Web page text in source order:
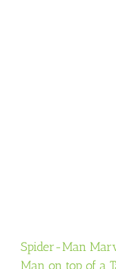
Spider-Man
Man on top of a